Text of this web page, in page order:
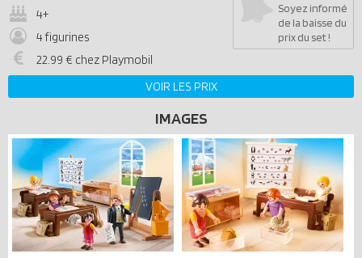
4+
4 figurines
22.99 € chez Playmobil
Soyez informé
de la baisse du
prix du set !
VOIR LES PRIX
IMAGES